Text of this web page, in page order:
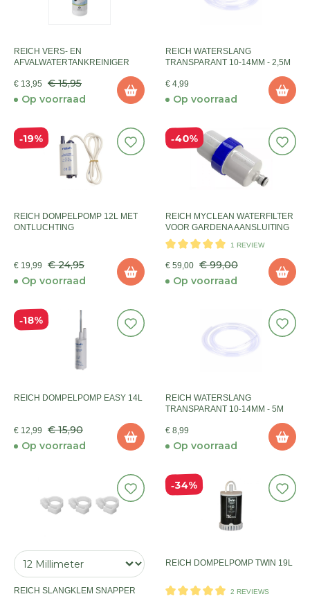
REICH VERS- EN
AFVALWATERTANKREINIGER
€ 13,95
€ 15,95
Op voorraad
REICH WATERSLANG
TRANSPARANT 10-14MM - 2,5M
€ 4,99
Op voorraad
19%
REICH DOMPELPOMP 12L MET
ONTLUCHTING
€ 19,99
€ 24,95
Op voorraad
40%
REICH MYCLEAN WATERFILTER
VOOR GARDENA AANSLUITING
1 REVIEW
€ 59,00 € 99,00
Op voorraad
18%
REICH DOMPELPOMP EASY 14L
€ 12,99
€ 15,90
Op voorraad
REICH WATERSLANG
TRANSPARANT 10-14MM - 5M
€ 8,99
Op voorraad
REICH SLANGKLEM SNAPPER
34%
REICH DOMPELPOMP TWIN 19L
2 REVIEWS